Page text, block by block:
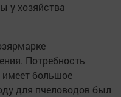
у хозяйства
Потребность
имеет большое
для пчеловодов был